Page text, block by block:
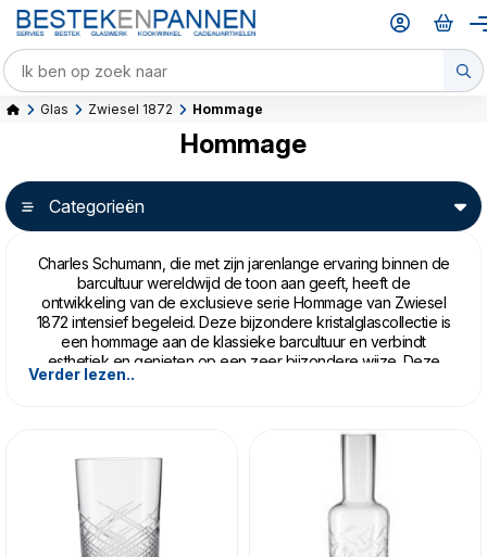
Glas Zwiesel 1872 Hommage
Hommage
Categorieën
Charles Schumann, die met zijn jarenlange ervaring binnen de
barcultuur wereldwijd de toon aan geeft, heeft de
ontwikkeling van de exclusieve serie Hommage van Zwiesel
1872 intensief begeleid. Deze bijzondere kristalglascollectie is
een hommage aan de klassieke barcultuur en verbindt
esthetiek en genieten op een zeer bijzondere wijze. Deze
serie bestaat uit 3 modellen: Glace, Comète en Carat.
Verder lezen..